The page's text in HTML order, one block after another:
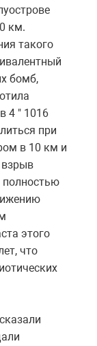
км.
такого
бомб,
4 " 1016
при
в 10 км и
полностью
этого
что